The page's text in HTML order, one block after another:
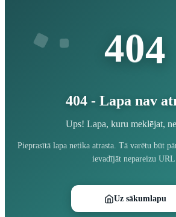
404
404 - Lapa nav
Ups! Lapa, kuru meklējat,
Pieprasītā lapa netika atrasta. Tā varētu būt
ievadījāt nepareizu
Uz sākumlapu